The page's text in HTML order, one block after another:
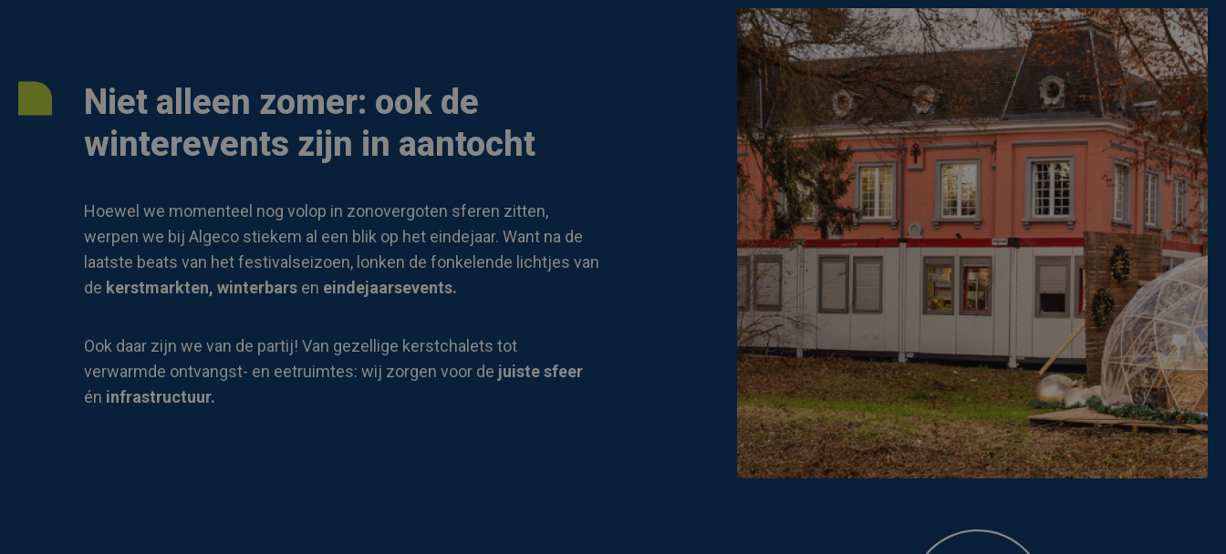
Niet alleen zomer: ook de
winterevents zijn in aantocht
Hoewel we momenteel nog volop in zonovergoten sferen zitten,
werpen we bij Algeco stiekem al een blik op het eindejaar. Want na de
laatste beats van het festivalseizoen, lonken de fonkelende lichtjes van
de kerstmarkten, winterbars en eindejaarsevents.
Ook daar zijn we van de partij! Van gezellige kerstchalets tot
verwarmde ontvangst- en eetruimtes: wij zorgen voor de juiste sfeer
én infrastructuur.